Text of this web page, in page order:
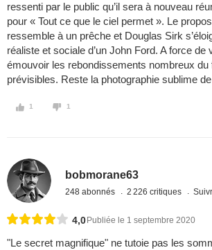
ressenti par le public qu’il sera à nouveau
pour « Tout ce que le ciel permet ». Le
ressemble à un prêche et Douglas Sirk
réaliste et sociale d’un John Ford. A force de
émouvoir les rebondissements nombreux du
prévisibles. Reste la photographie sublime
1 1
bobmorane63
248 abonnés 2 226 critiques
4,0 Publiée le 1 septembre 2020
"Le secret magnifique" ne tutoie pas les